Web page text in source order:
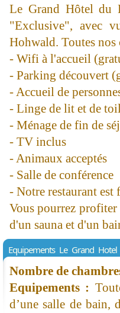
Le Grand Hôtel du
"Exclusive", avec
Hohwald. Toutes nos
- Wifi à l'accueil
- Parking découvert
- Accueil de
- Linge de lit et de
- Ménage de fin de
- TV inclus
- Animaux acceptés
- Salle de conférence
- Notre restaurant est
Vous pourrez
d'un sauna et d'un
Equipements Le Grand
Nombre de
Equipements :
d’une salle de bain,